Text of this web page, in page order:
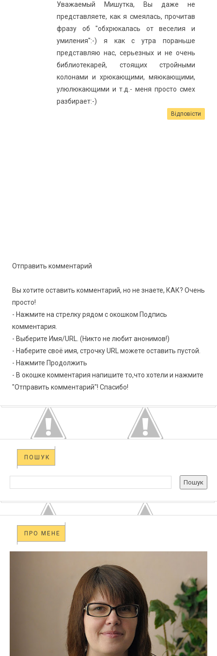
Уважаемый Мишутка, Вы даже не
представляете, как я смеялась, прочитав
фразу об "обхрюкалась от веселия и
умиления":-) я как с утра пораньше
представляю нас, серьезных и не очень
библиотекарей, стоящих стройными
колонами и хрюкающими, мяюкающими,
улюлюкающими и т.д.- меня просто смех
разбирает:-)
Відповісти
Отправить комментарий
Вы хотите оставить комментарий, но не знаете, КАК? Очень
просто!
- Нажмите на стрелку рядом с окошком Подпись
комментария.
- Выберите Имя/URL. (Никто не любит анонимов!)
- Наберите своё имя, строчку URL можете оставить пустой.
- Нажмите Продолжить
- В окошке комментария напишите то,что хотели и нажмите
"Отправить комментарий"! Спасибо!
ПОШУК
ПРО МЕНЕ